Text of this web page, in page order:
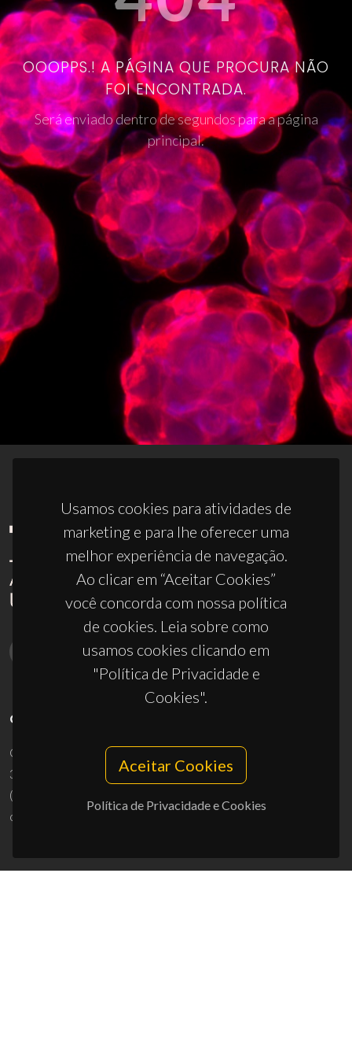
OOOPPS.! A PÁGINA QUE PROCURA NÃO
FOI ENCONTRADA.
Será enviado dentro de segundos para a página
principal.
Usamos cookies para atividades de
marketing e para lhe oferecer uma
melhor experiência de navegação.
Ao clicar em “Aceitar Cookies”
você concorda com nossa política
de cookies. Leia sobre como
usamos cookies clicando em
"Política de Privacidade e
Cookies".
Aceitar Cookies
Política de Privacidade e Cookies
CONTACTOS
Campus Universitário de Santiago
3810-193 Aveiro - Portugal
(+351) 234 370 200
ciceco@ua.pt